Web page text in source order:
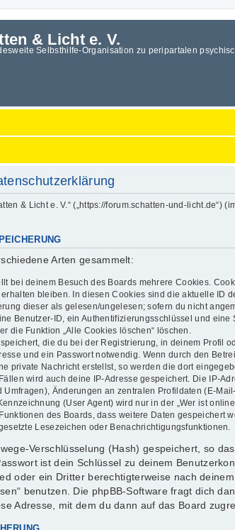
& Licht e. V.
Selbsthilfe-Organisation zu peripartalen
& Licht e. V.“ („https://forum.schatten-und-
Arten gesammelt:
bei deinem Besuch des Boards mehrere Cookies.
bleiben. In diesen Cookies sind die aktuelle
dieser als gelesen/ungelesen; sofern du nicht
Benutzer-ID, ein Authentifizierungsschlüssel und
die Funktion „Alle Cookies löschen“ löschen.
die du bei der Registrierung, in deinem Profil
und ein Passwort notwendig. Wenn durch den
private Nachricht erstellst, so werden die dort
wird auch deine IP-Adresse gespeichert. Die IP-
Änderungen an zentralen Profildaten (E-
(User Agent) wird nur in der „Wer ist
des Boards, dass weitere Daten gespeichert
Lesezeichen oder Benachrichtigungsfunktionen.
Verschlüsselung (Hash) gespeichert, so
ist dein Schlüssel zu deinem
oder ein Dritter berechtigterweise nach
benutzen. Die phpBB-Software fragt dich
Adresse, mit dem du dann auf das Board